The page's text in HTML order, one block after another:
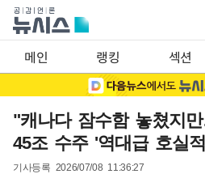
메인 랭킹 섹션
"캐나다 잠수함 놓쳤지
45조 수주 '역대급 호실
기사등록 2026/07/08 11:36:27